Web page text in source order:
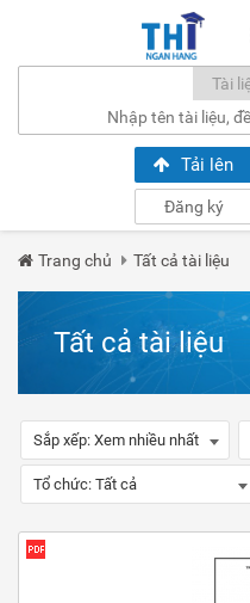
Tải lên
Đăng ký
Trang chủ Tất cả tài liệu
Tất cả tài liệu
Sắp xếp: Xem nhiều nhất
Tổ chức: Tất cả